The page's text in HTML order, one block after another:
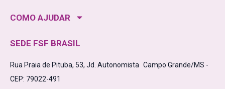
COMO AJUDAR
SEDE FSF BRASIL
Rua Praia de Pituba, 53, Jd. Autonomista Campo Grande/MS -
CEP: 79022-491